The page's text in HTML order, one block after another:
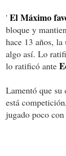
' El Máximo
bloque y
hace 13 años,
algo así. Lo
lo ratificó ante
Lamentó que
está
jugado poco con